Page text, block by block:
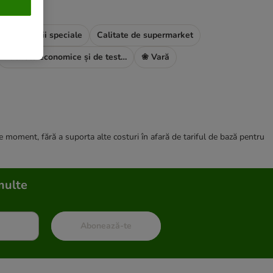
Promoții speciale
Calitate de supermarket
Pachete economice și de testare ❀ Vară
fără a suporta alte costuri în afară de tariful de bază pentru
Abonează-te